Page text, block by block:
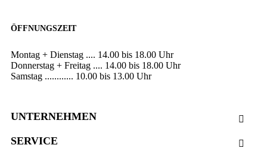
ÖFFNUNGSZEIT
Montag + Dienstag .... 14.00 bis 18.00 Uhr
Donnerstag + Freitag .... 14.00 bis 18.00 Uhr
Samstag ............ 10.00 bis 13.00 Uhr
UNTERNEHMEN 
SERVICE 